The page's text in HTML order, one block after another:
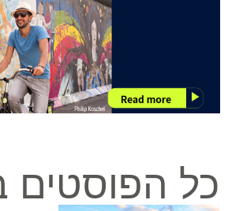
כל הפוסטים